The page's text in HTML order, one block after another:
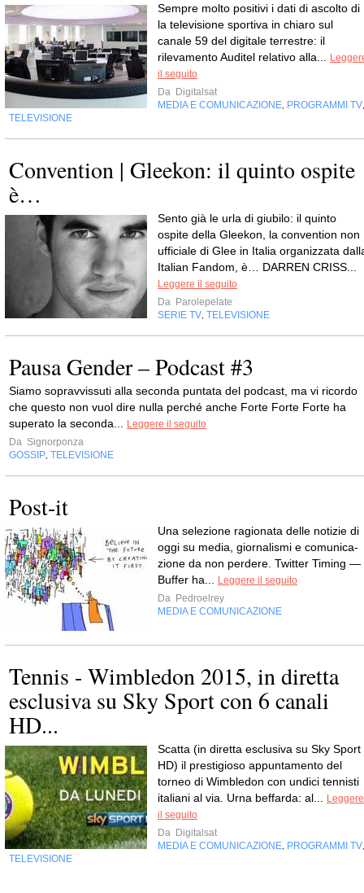
Sempre molto positivi i dati di ascolto di
la televisione sportiva in chiaro sul
canale 59 del digitale terrestre: il
rilevamento Auditel relativo alla...
il seguito
Da Digitalsat
MEDIA E COMUNICAZIONE PROGRAMMI TV
TELEVISIONE
Convention | Gleekon: il quinto ospite
è…
Sento già le urla di giubilo: il quinto
ospite della Gleekon, la convention non
ufficiale di Glee in Italia organizzata
Italian Fandom, è… DARREN CRISS...
Leggere il seguito
Da Parolepelate
SERIE TV TELEVISIONE
Pausa Gender – Podcast #3
Siamo sopravvissuti alla seconda puntata del podcast, ma vi ricordo
che questo non vuol dire nulla perché anche Forte Forte Forte ha
superato la seconda...
Leggere il seguito
Da Signorponza
GOSSIP TELEVISIONE
Post-it
Una sele­zione ragio­nata delle noti­zie di
oggi su media, gior­na­li­smi e comu­ni­ca­
zione da non perdere. Twit­ter Timing —
Buf­fer ha...
Leggere il seguito
Da Pedroelrey
MEDIA E COMUNICAZIONE
Tennis - Wimbledon 2015, in diretta
esclusiva su Sky Sport con 6 canali
HD...
Scatta (in diretta esclusiva su Sky Sport
HD) il prestigioso appuntamento del
torneo di Wimbledon con undici tennisti
italiani al via. Urna beffarda: al...
Leggere
il seguito
Da Digitalsat
MEDIA E COMUNICAZIONE PROGRAMMI TV
TELEVISIONE